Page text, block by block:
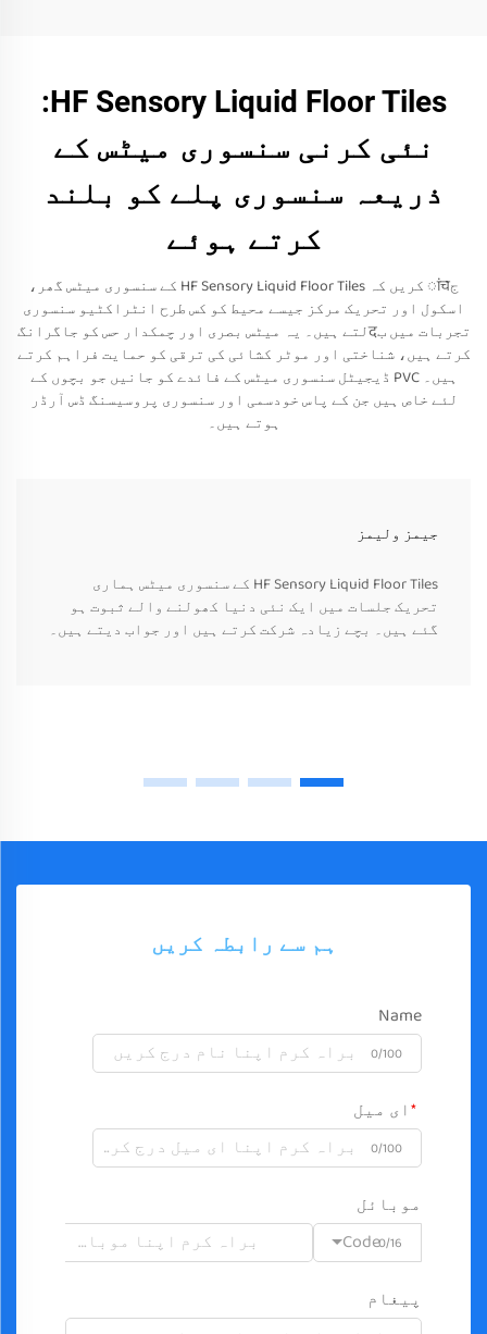
HF Sensory Liquid Floor Tiles:
نئی کرنی سنسوری میٹس کے
ذریعہ سنسوری پلے کو بلند
کرتے ہوئے
جांच کریں کہ HF Sensory Liquid Floor Tiles کے سنسوری میٹس گھر،
اسکول اور تحریک مرکز جیسے محیط کو کس طرح انٹراکٹیو سنسوری
تجربات میں بदلتے ہیں۔ یہ میٹس بصری اور چمکدار حس کو جاگرانگ
کرتے ہیں، شناختی اور موٹر کشائی کی ترقی کو حمایت فراہم کرتے
ہیں۔ PVC ڈیجیٹل سنسوری میٹس کے فائدے کو جانیں جو بچوں کے
لئے خاص ہیں جن کے پاس خودسمی اور سنسوری پروسیسنگ ڈس آرڈر
ہوتے ہیں۔
جیمز ولیمز
HF Sensory Liquid Floor Tiles کے سنسوری میٹس ہماری
تحریک جلسات میں ایک نئی دنیا کھولنے والے ثبوت ہو
گئے ہیں۔ بچے زیادہ شرکت کرتے ہیں اور جواب دیتے ہیں۔
ہم سے رابطہ کریں
Name
0/100
ای میل
0/100
موبائل
Code0/16
پیغام